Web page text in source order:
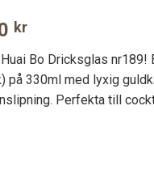
kr
Bo Dricksglas nr189!
på 330ml med lyxig
Perfekta till